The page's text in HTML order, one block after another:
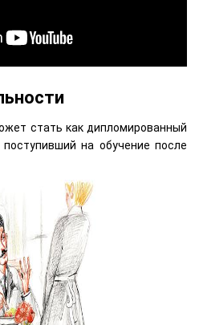
стать как дипломированный
на обучение после